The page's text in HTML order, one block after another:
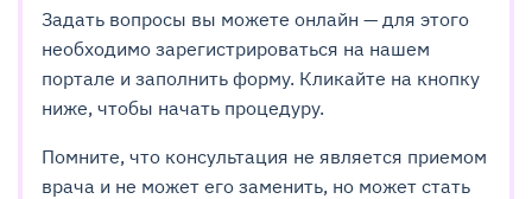
Задать вопросы вы можете онлайн — для этого
необходимо зарегистрироваться на нашем
портале и заполнить форму. Кликайте на кнопку
ниже, чтобы начать процедуру.
Помните, что консультация не является приемом
врача и не может его заменить, но может стать